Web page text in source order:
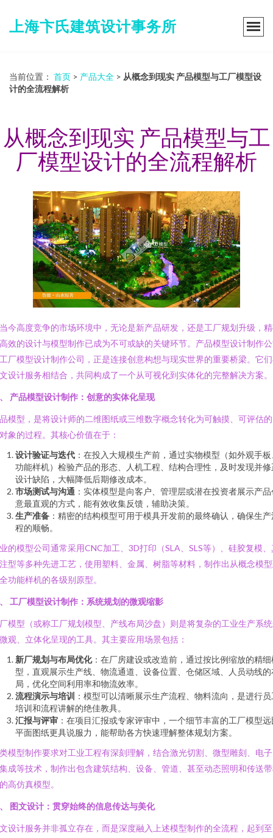
上海卞氏建筑设计事务所
当前位置： 首页 > 产品大全 > 从概念到现实 产品模型与工厂模型设
计的全流程解析
从概念到现实 产品模型与工
厂模型设计的全流程解析
今高度竞争的市场环境中，无论是新产品研发，还是工厂规划升级，
效的设计与模型制作已成为不可或缺的关键环节。产品模型设计制作
厂模型设计制作公司，正是连接创意构想与现实世界的重要桥梁。它
设计服务相结合，共同构成了一个从可视化到实体化的完整解决方案。
产品模型设计制作：创意的实体化呈现
模型，是将设计师的二维图纸或三维数字概念转化为可触摸、可评估
象的过程。其核心价值在于：
设计验证与迭代 ：在投入大规模生产前，通过实物模型（如外观手板
功能样机）检验产品的形态、人机工程、结构合理性，及时发现并修
设计缺陷，大幅降低后期修改成本。
市场测试与沟通 ：实体模型是向客户、管理层或潜在投资者展示产品
意最直观的方式，能有效收集反馈，辅助决策。
生产准备 ：精密的结构模型可用于模具开发前的最终确认，确保生产
程的顺畅。
的模型公司通常采用CNC加工、3D打印（SLA、SLS等）、硅胶复模、
型等多种先进工艺，使用塑料、金属、树脂等材料，制作出从概念模
功能样机的各级别原型。
工厂模型设计制作：系统规划的微观缩影
模型（或称工厂规划模型、产线布局沙盘）则是将复杂的工业生产系
观、立体化呈现的工具。其主要应用场景包括：
新厂规划与布局优化：在厂房建设或改造前，通过按比例缩放的精细
型，直观展示生产线、物流通道、设备位置、仓储区域、人员动线的
局，优化空间利用率和物流效率。
流程演示与培训 ：模型可以清晰展示生产流程、物料流向，是进行员
培训和流程讲解的绝佳教具。
汇报与评审 ：在项目汇报或专家评审中，一个细节丰富的工厂模型远
平面图纸更具说服力，能帮助各方快速理解整体规划方案。
模型制作要求对工业工程有深刻理解，结合激光切割、微型雕刻、电
成等技术，制作出包含建筑结构、设备、管道、甚至动态照明和传送
高仿真模型。
图文设计：贯穿始终的信息传达与美化
设计服务并非孤立存在，而是深度融入上述模型制作的全流程，起到